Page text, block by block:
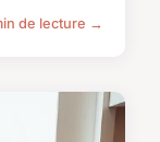
de lecture →